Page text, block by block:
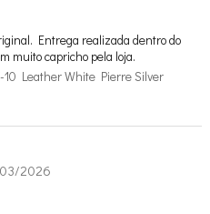
Entrega realizada dentro do
muito capricho pela loja.
10 Leather White Pierre Silver
2026